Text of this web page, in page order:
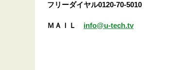
フリーダイヤル0120-70-5010
ＭＡＩＬ info@u-tech.tv